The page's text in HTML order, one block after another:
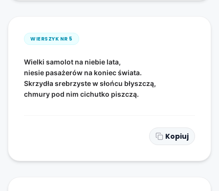
WIERSZYK NR 5
Wielki samolot na niebie lata,
niesie pasażerów na koniec świata.
Skrzydła srebrzyste w słońcu błyszczą,
chmury pod nim cichutko piszczą.
Kopiuj